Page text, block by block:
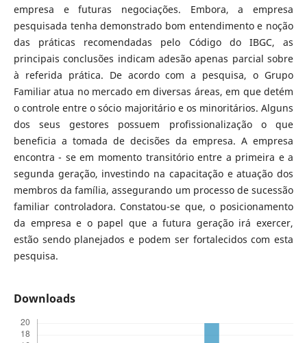
empresa e futuras negociações. Embora, a empresa
pesquisada tenha demonstrado bom entendimento e noção
das práticas recomendadas pelo Código do IBGC, as
principais conclusões indicam adesão apenas parcial sobre
à referida prática. De acordo com a pesquisa, o Grupo
Familiar atua no mercado em diversas áreas, em que detém
o controle entre o sócio majoritário e os minoritários. Alguns
dos seus gestores possuem profissionalização o que
beneficia a tomada de decisões da empresa. A empresa
encontra - se em momento transitório entre a primeira e a
segunda geração, investindo na capacitação e atuação dos
membros da família, assegurando um processo de sucessão
familiar controladora. Constatou-se que, o posicionamento
da empresa e o papel que a futura geração irá exercer,
estão sendo planejados e podem ser fortalecidos com esta
pesquisa.
Downloads